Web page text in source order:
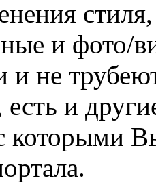
и фото/
не
и
которыми